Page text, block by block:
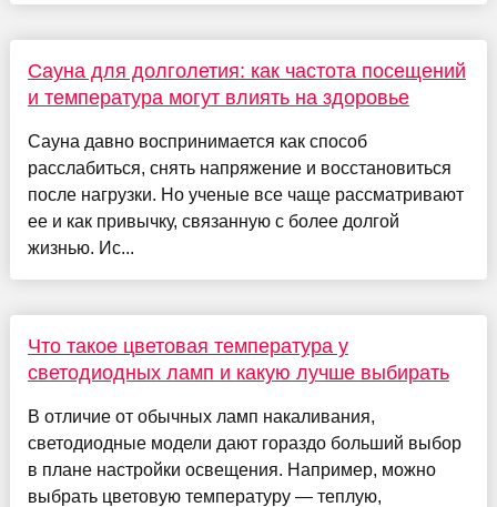
Сауна для долголетия: как частота посещений
и температура могут влиять на здоровье
Сауна давно воспринимается как способ
расслабиться, снять напряжение и восстановиться
после нагрузки. Но ученые все чаще рассматривают
ее и как привычку, связанную с более долгой
жизнью. Ис...
Что такое цветовая температура у
светодиодных ламп и какую лучше выбирать
В отличие от обычных ламп накаливания,
светодиодные модели дают гораздо больший выбор
в плане настройки освещения. Например, можно
выбрать цветовую температуру — теплую,